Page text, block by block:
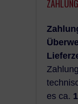
es ca.